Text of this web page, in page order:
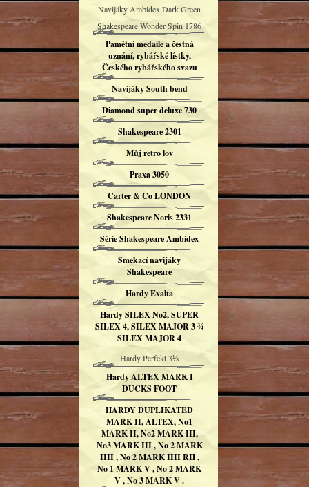
Navijáky Ambidex Dark Green
Shakespeare Wonder Spin 1786
Pamětní medaile a čestná
uznání, rybářské lístky,
Českého rybářského svazu
Navijáky South bend
Diamond super deluxe 730
Shakespeare 2301
Můj retro lov
Praxa 3050
Carter & Co LONDON
Shakespeare Noris 2331
Série Shakespeare Ambidex
Smekací navijáky
Shakespeare
Hardy Exalta
Hardy SILEX No2, SUPER
SILEX 4, SILEX MAJOR 3 ¾
SILEX MAJOR 4
Hardy Perfekt 3⅛
Hardy ALTEX MARK I
DUCKS FOOT
HARDY DUPLIKATED
MARK II, ALTEX, No1
MARK II, No2 MARK III,
No3 MARK III , No 2 MARK
IIII , No 2 MARK IIII RH ,
No 1 MARK V , No 2 MARK
V , No 3 MARK V .